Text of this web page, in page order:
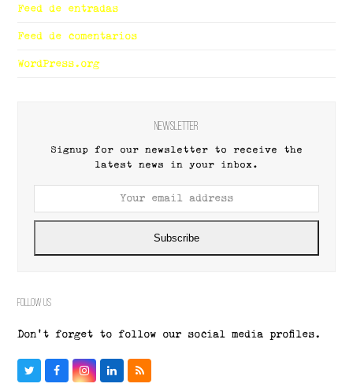
Feed de entradas
Feed de comentarios
WordPress.org
Newsletter
Signup for our newsletter to receive the
latest news in your inbox.
Subscribe
Follow Us
Don't forget to follow our social media profiles.
TwitterFacebookInstagram
LinkedIn
RSS